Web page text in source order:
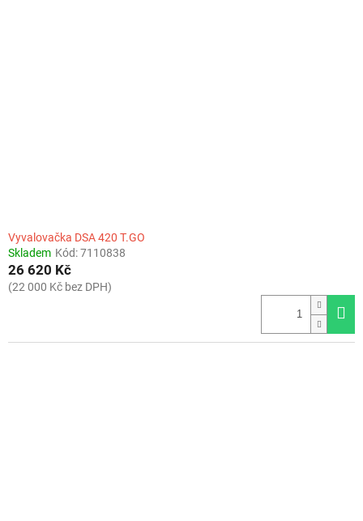
Vyvalovačka DSA 420 T.GO
Skladem Kód:7110838
26 620 Kč
(22 000 Kč bez DPH)